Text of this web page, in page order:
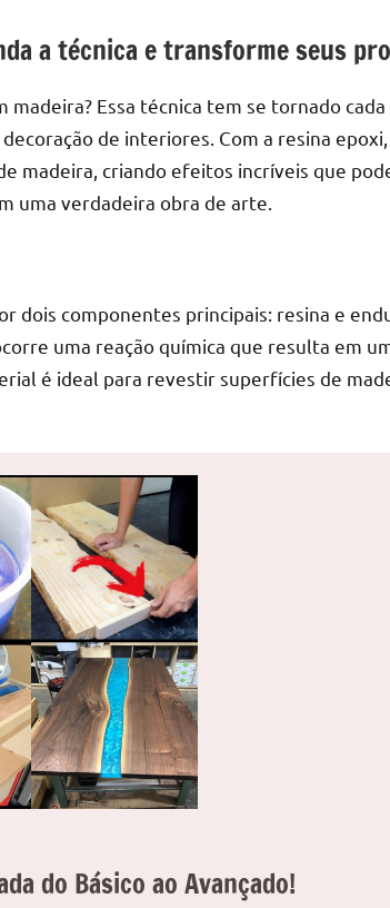
a técnica e transforme seus
Essa técnica tem se tornado cada
de interiores. Com a resina
madeira, criando efeitos incríveis que
uma verdadeira obra de arte.
dois componentes principais: resina e
uma reação química que resulta em
é ideal para revestir superfícies de
do Básico ao Avançado!